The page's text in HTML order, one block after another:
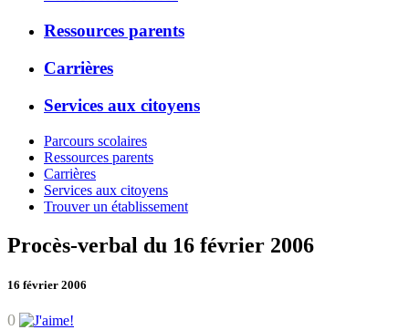
Ressources parents
Carrières
Services aux citoyens
Parcours scolaires
Ressources parents
Carrières
Services aux citoyens
Trouver un établissement
Procès-verbal du 16 février 2006
16 février 2006
0